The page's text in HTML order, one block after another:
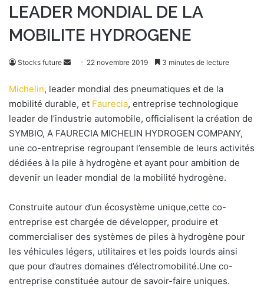
LEADER MONDIAL DE LA
MOBILITE HYDROGENE
Stocks future
v
o
y
e
r
u
n
o
u
r
r
22 novembre 2019 3 minutes de lecture
Michelin, leader mondial des pneumatiques et de la
mobilité durable, et Faurecia, entreprise technologique
leader de l’industrie automobile, officialisent la création de
SYMBIO, A FAURECIA MICHELIN HYDROGEN COMPANY,
une co-entreprise regroupant l’ensemble de leurs activités
dédiées à la pile à hydrogène et ayant pour ambition de
devenir un leader mondial de la mobilité hydrogène.
Construite autour d’un écosystème unique,cette co-
entreprise est chargée de développer, produire et
commercialiser des systèmes de piles à hydrogène pour
les véhicules légers, utilitaires et les poids lourds ainsi
que pour d’autres domaines d’électromobilité.Une co-
entreprise constituée autour de savoir-faire uniques.